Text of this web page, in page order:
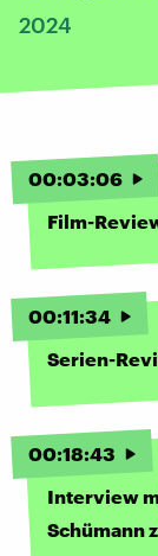
2024
00:03:06
Film-
00:11:34
Serien-
00:18:43
Interview
Schümann